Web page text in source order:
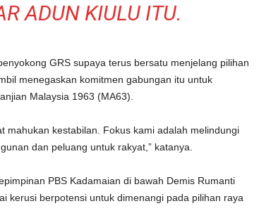
ADUN KIULU ITU.
GRS supaya terus bersatu menjelang pilihan
menegaskan komitmen gabungan itu untuk
Malaysia 1963 (MA63).
mahukan kestabilan. Fokus kami adalah melindungi
dan peluang untuk rakyat,” katanya.
PBS Kadamaian di bawah Demis Rumanti
kerusi berpotensi untuk dimenangi pada pilihan raya